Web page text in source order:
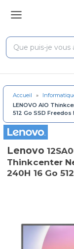
Accueil »
LENOVO AIO
512 Go SSD Freedos
Lenovo
Thinkcenter
240H 16 Go